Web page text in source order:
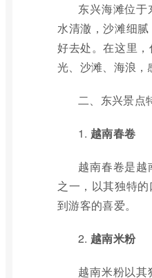
东兴海滩位
水清澈，沙滩细
好去处。在这里
光、沙滩、海浪，
二、东兴景点
1. 越南春卷
越南春卷是
之一，以其独特
到游客的喜爱。
2. 越南米粉
越南米粉以